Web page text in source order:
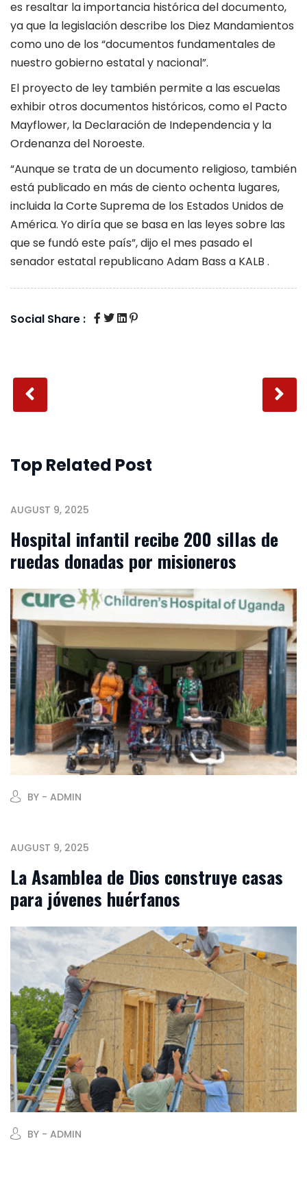
es resaltar la importancia histórica del documento,
ya que la legislación describe los Diez Mandamientos
como uno de los “documentos fundamentales de
nuestro gobierno estatal y nacional”.
El proyecto de ley también permite a las escuelas
exhibir otros documentos históricos, como el Pacto
Mayflower, la Declaración de Independencia y la
Ordenanza del Noroeste.
“Aunque se trata de un documento religioso, también
está publicado en más de ciento ochenta lugares,
incluida la Corte Suprema de los Estados Unidos de
América. Yo diría que se basa en las leyes sobre las
que se fundó este país”, dijo el mes pasado el
senador estatal republicano Adam Bass a KALB .
Social Share :
Top Related Post
AUGUST 9, 2025
Hospital infantil recibe 200 sillas de
ruedas donadas por misioneros
BY - ADMIN
AUGUST 9, 2025
La Asamblea de Dios construye casas
para jóvenes huérfanos
BY - ADMIN